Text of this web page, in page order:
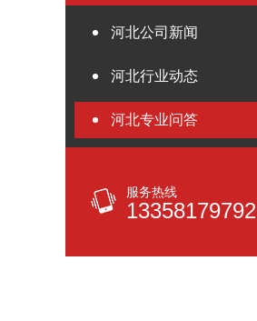
河北公司新闻
河北行业动态
河北专业问答
服务热线
13358179792